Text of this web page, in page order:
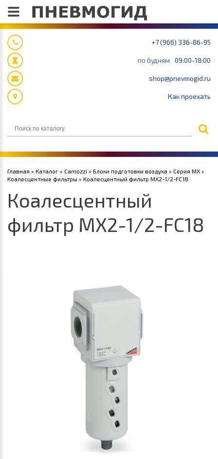
+7 (966) 336-86-95
по будням 09:00-18:00
shop@pnevmogid.ru
Как проехать
Главная » Каталог » Camozzi » Блоки подготовки воздуха » Серия MX »
Коалесцентные фильтры » Коалесцентный фильтр MX2-1/2-FC18
Коалесцентный
фильтр MX2-1/2-FC18